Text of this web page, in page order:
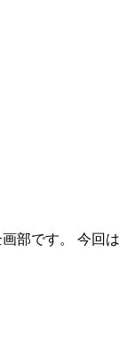
です。 今回